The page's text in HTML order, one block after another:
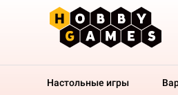
Настольные игры